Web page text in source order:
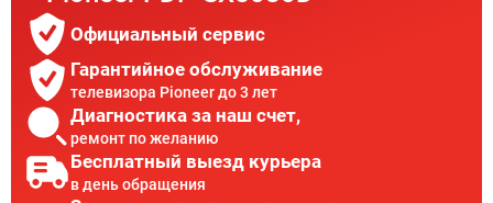
Официальный сервис
Гарантийное обслуживание
телевизора Pioneer до 3 лет
Диагностика за наш счет,
ремонт по желанию
Бесплатный выезд курьера
в день обращения